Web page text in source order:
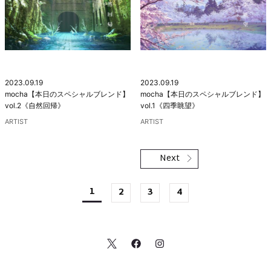
2023.09.19
mocha【本日のスペシャルブレンド】
vol.2《自然回帰》
ARTIST
2023.09.19
mocha【本日のスペシャルブレンド】
vol.1《四季眺望》
ARTIST
1 2 3 4